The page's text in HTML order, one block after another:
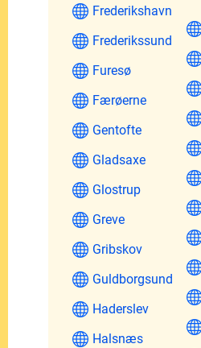
Frederikshavn
Frederikssund
Furesø
Færøerne
Gentofte
Gladsaxe
Glostrup
Greve
Gribskov
Guldborgsund
Haderslev
Halsnæs